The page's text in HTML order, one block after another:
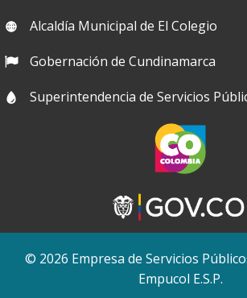
Alcaldía Municipal de El Colegio
Gobernación de Cundinamarca
Superintendencia de Servicios
© 2026 Empresa de Servicios
Empucol E.S.P.